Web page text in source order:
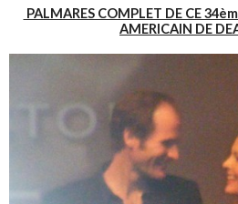
PALMARES COMPLET DE CE
AMERICAIN DE